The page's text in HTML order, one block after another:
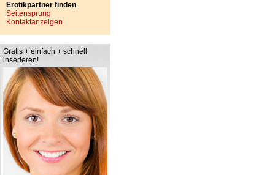
Erotikpartner finden
Seitensprung
Kontaktanzeigen
Gratis + einfach + schnell
inserieren!